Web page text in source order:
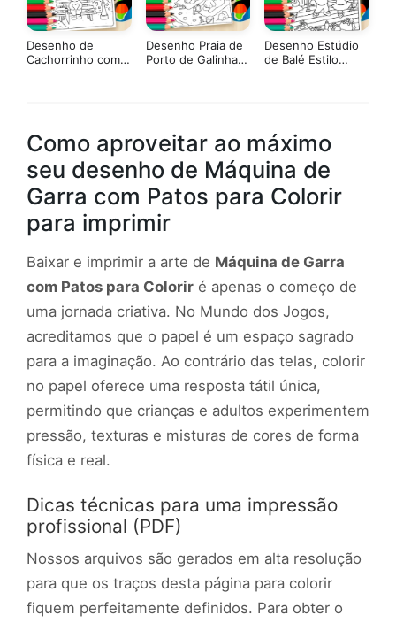
Desenho de
Cachorrinho com
Desenho Praia de
Porto de Galinhas
Desenho Estúdio
de Balé Estilo
Como aproveitar ao máximo
seu desenho de Máquina de
Garra com Patos para Colorir
para imprimir
Baixar e imprimir a arte de Máquina de Garra
com Patos para Colorir é apenas o começo de
uma jornada criativa. No Mundo dos Jogos,
acreditamos que o papel é um espaço sagrado
para a imaginação. Ao contrário das telas, colorir
no papel oferece uma resposta tátil única,
permitindo que crianças e adultos experimentem
pressão, texturas e misturas de cores de forma
física e real.
Dicas técnicas para uma impressão
profissional (PDF)
Nossos arquivos são gerados em alta resolução
para que os traços desta página para colorir
fiquem perfeitamente definidos. Para obter o